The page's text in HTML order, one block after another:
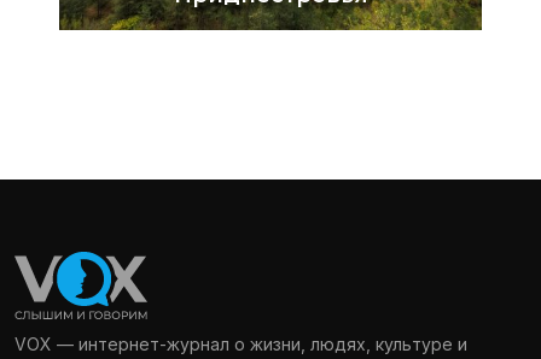
VOX — интернет-журнал о жизни, людях, культуре и